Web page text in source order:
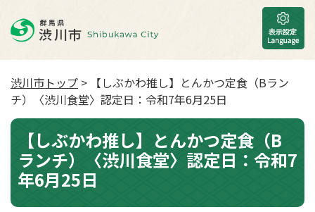
渋川市トップ > 【しぶかわ推し】とんかつ定食（Bラン
チ）〈渋川食堂〉認定日：令和7年6月25日
【しぶかわ推し】とんかつ定食（B
ランチ）〈渋川食堂〉認定日：令和7
年6月25日